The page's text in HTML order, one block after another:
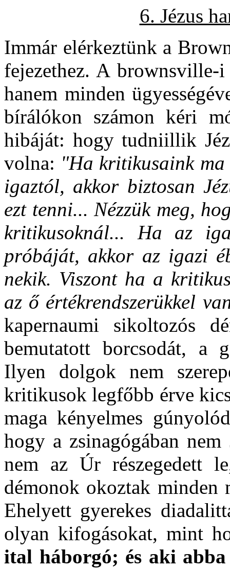
6. Jézus
Immár elérkeztünk a
fejezethez. A
hanem minden
bírálókon számon kéri
hibáját: hogy tudniillik
volna: "Ha kritikusaink
igaztól, akkor biztosan
ezt tenni... Nézzük meg,
kritikusoknál... Ha az
próbáját, akkor az igazi
nekik. Viszont ha a
az ő értékrendszerükkel
kapernaumi sikoltozós
bemutatott borcsodát, a
Ilyen dolgok nem
kritikusok legfőbb érve
maga kényelmes
hogy a zsinagógában
nem az Úr részegedett
démonok okoztak minden
Ehelyett gyerekes
olyan kifogásokat, mint
ital háborgó; és aki